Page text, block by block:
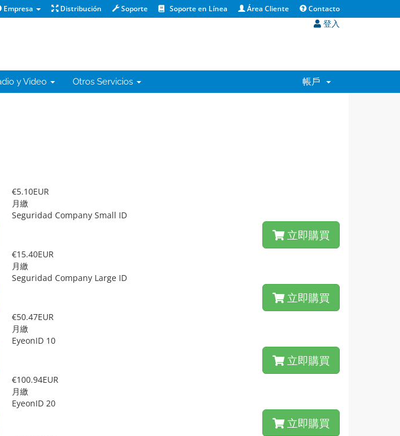
Empresa Distribución Soporte Soporte en Línea Área Cliente Contacto
登入
y Video Otros Servicios 帳戶
€5.10EUR
月繳
Seguridad Company Small ID
立即購買
€15.40EUR
月繳
Seguridad Company Large ID
立即購買
€50.47EUR
月繳
EyeonID 10
立即購買
€100.94EUR
月繳
EyeonID 20
立即購買